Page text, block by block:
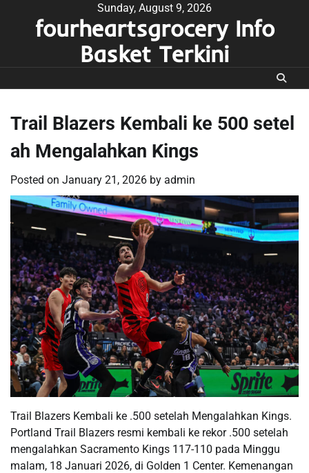
Sunday, August 9, 2026
fourheartsgrocery Info
Basket Terkini
Trail Blazers Kembali ke 500 setel
ah Mengalahkan Kings
Posted on January 21, 2026 by admin
Trail Blazers Kembali ke .500 setelah Mengalahkan Kings.
Portland Trail Blazers resmi kembali ke rekor .500 setelah
mengalahkan Sacramento Kings 117-110 pada Minggu
malam, 18 Januari 2026, di Golden 1 Center. Kemenangan